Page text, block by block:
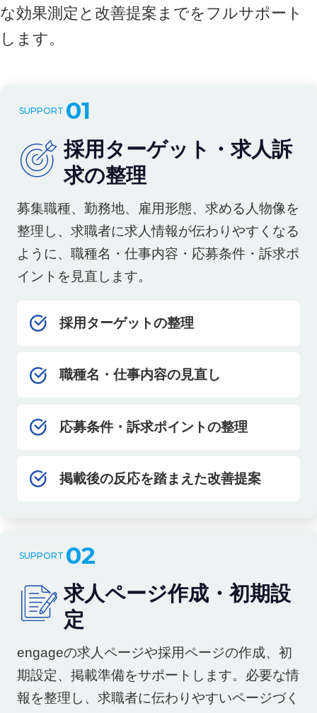
な効果測定と改善提案までをフルサポート
します。
01
採用ターゲット・求人訴
求の整理
募集職種、勤務地、雇用形態、求める人物像を
整理し、求職者に求人情報が伝わりやすくなる
ように、職種名・仕事内容・応募条件・訴求ポ
イントを見直します。
採用ターゲットの整理
職種名・仕事内容の見直し
応募条件・訴求ポイントの整理
掲載後の反応を踏まえた改善提案
02
求人ページ作成・初期設
定
engageの求人ページや採用ページの作成、初
期設定、掲載準備をサポートします。必要な情
報を整理し、求職者に伝わりやすいページづく